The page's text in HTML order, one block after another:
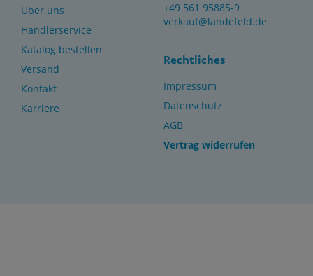
Über uns
Händlerservice
Katalog bestellen
Versand
Kontakt
Karriere
+49 561 95885-9
verkauf@landefeld.de
Rechtliches
Impressum
Datenschutz
AGB
Vertrag widerrufen